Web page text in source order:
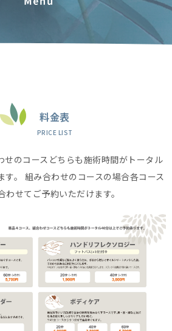
料金表
PRICE LIST
せのコースどちらも施術時間がトータル
。
組み合わせのコースの場合各コース
わせてご予約いただけます。